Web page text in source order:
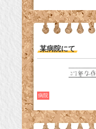
某病院にて
病院